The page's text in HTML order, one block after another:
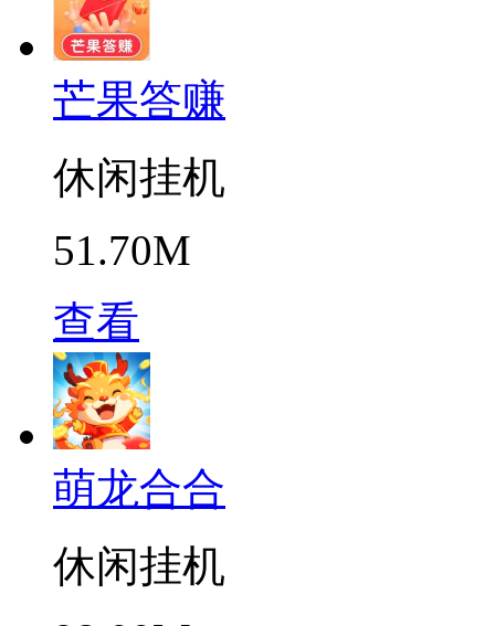
芒果答赚
休闲挂机
51.70M
查看
萌龙合合
休闲挂机